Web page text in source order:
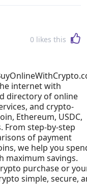
dudas que no
real o sabe donde
bastante.
muy bienvenido, y
?Muchas gracias!
0 likes this
internet with
directory of online
and crypto-
Ethereum, USDC,
From step-by-step
of payment
we help you
maximum savings.
purchase or
simple, secure,